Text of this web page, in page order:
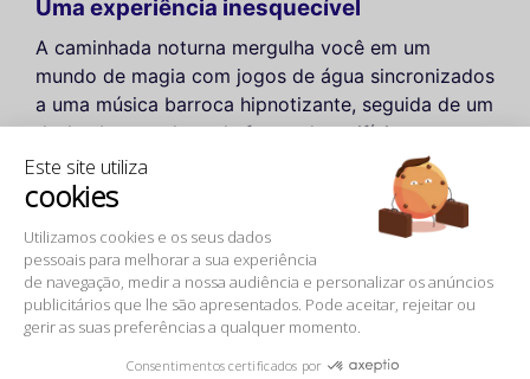
Este site utiliza
cookies
Utilizamos cookies e os seus dados
pessoais para melhorar a sua experiência
de navegação, medir a nossa audiência e personalizar os anúncios
publicitários que lhe são apresentados. Pode aceitar, rejeitar ou
gerir as suas preferências a qualquer momento.
Consentimentos certificados por
Uma experiência inesquecível
A caminhada noturna mergulha você em um
mundo de magia com jogos de água sincronizados
a uma música barroca hipnotizante, seguida de um
deslumbrante show de fogos de artifício para
encerrar a noite. É uma oportunidade perfeita para
as famílias admirarem os jardins sob uma nova luz,
enquanto desfrutam de uma atmosfera festiva e
acolhedora.
Este espetáculo é não apenas uma atração
turística importante, mas também uma bela
maneira de criar memórias inesquecíveis em